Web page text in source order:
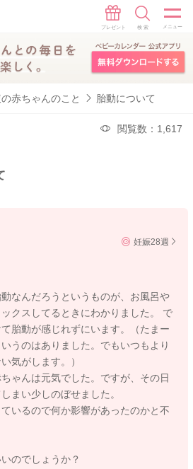
赤ちゃんのこと 胎動について
閲覧数：1,617
妊娠28週
なんだろうというものが、お風呂や
クスしてるときにわかりました。 で
胎動が感じれずにいます。（たまー
うのはありました。でもいつもより
気がします。）
ゃんは元気でした。ですが、その日
まい少しのぼせました。
いるので何か影響があったのかと不
のでしょうか？